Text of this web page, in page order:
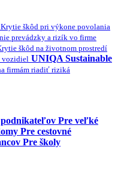
Krytie škôd pri výkone povolania
prevádzky a rizík vo firme
škôd na životnom prostredí
vozidiel UNIQA Sustainable
firmám riadiť riziká
podnikateľov Pre veľké
Pre cestovné
Pre školy